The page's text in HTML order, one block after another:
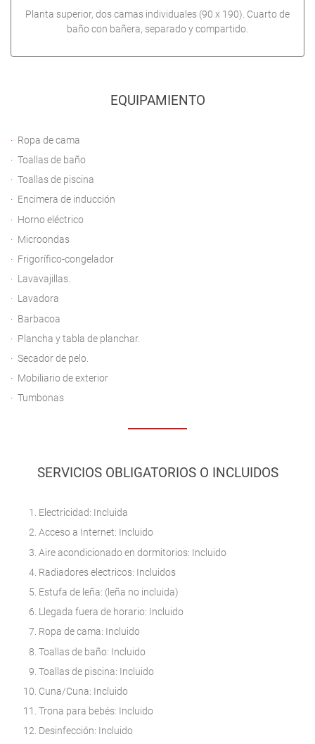
Planta superior, dos camas individuales (90 x 190). Cuarto de
baño con bañera, separado y compartido.
EQUIPAMIENTO
Ropa de cama
Toallas de baño
Toallas de piscina
Encimera de inducción
Horno eléctrico
Microondas
Frigorífico-congelador
Lavavajillas.
Lavadora
Barbacoa
Plancha y tabla de planchar.
Secador de pelo.
Mobiliario de exterior
Tumbonas
SERVICIOS OBLIGATORIOS O INCLUIDOS
Electricidad: Incluida
Acceso a Internet: Incluido
Aire acondicionado en dormitorios: Incluido
Radiadores electricos: Incluidos
Estufa de leña: (leña no incluida)
Llegada fuera de horario: Incluido
Ropa de cama: Incluido
Toallas de baño: Incluido
Toallas de piscina: Incluido
Cuna/Cuna: Incluido
Trona para bebés: Incluido
Desinfección: Incluido